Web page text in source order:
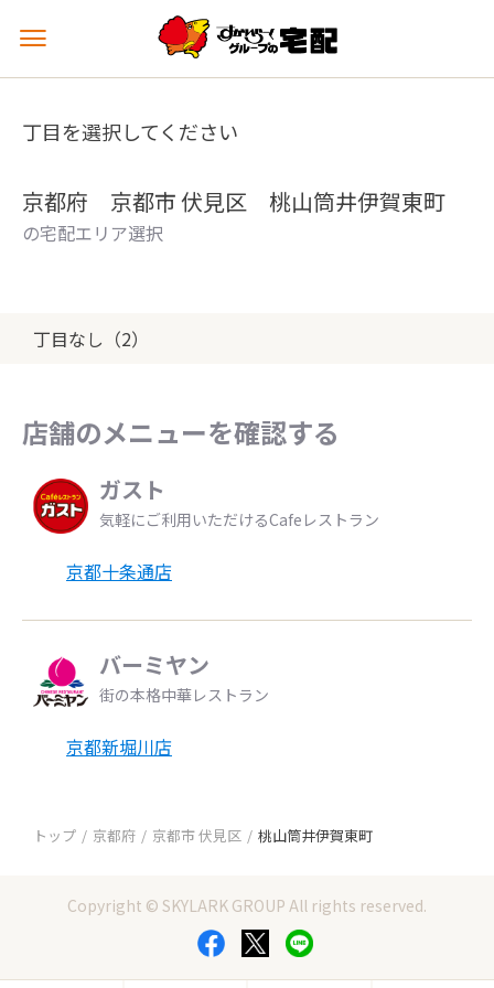
メ
ュ
を
丁目を選択してください
京都府 京都市 伏見区 桃山筒井伊賀東町
の宅配エリア選択
丁目なし（2）
店舗のメニューを確認する
ガスト
気軽にご利用いただけるCafeレストラン
京都十条通店
バーミヤン
街の本格中華レストラン
京都新堀川店
トップ 京都府 京都市 伏見区 桃山筒井伊賀東町
Copyright © SKYLARK GROUP All rights reserved.